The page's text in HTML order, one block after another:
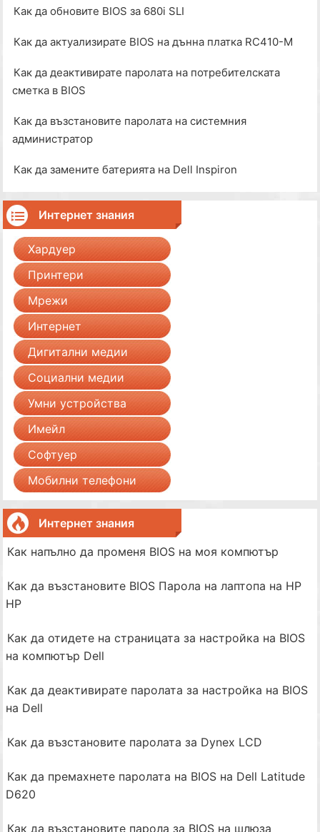
Как да обновите BIOS за 680i SLI
Как да актуализирате BIOS на дънна платка RC410-M
Как да деактивирате паролата на потребителската
сметка в BIOS
Как да възстановите паролата на системния
администратор
Как да замените батерията на Dell Inspiron
Интернет знания
Хардуер
Принтери
Мрежи
Интернет
Дигитални медии
Социални медии
Умни устройства
Имейл
Софтуер
Мобилни телефони
Интернет знания
Как напълно да променя BIOS на моя компютър
Как да възстановите BIOS Парола на лаптопа на НР
HP
Как да отидете на страницата за настройка на BIOS
на компютър Dell
Как да деактивирате паролата за настройка на BIOS
на Dell
Как да възстановите паролата за Dynex LCD
Как да премахнете паролата на BIOS на Dell Latitude
D620
Как да възстановите парола за BIOS на шлюза